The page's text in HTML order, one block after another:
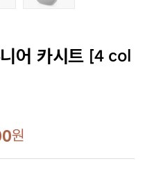
어 카시트 [4 col
원